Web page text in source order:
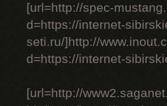
[url=http://spec-
d=https://internet-
seti.ru/]http://
d=https://internet-
[url=http://